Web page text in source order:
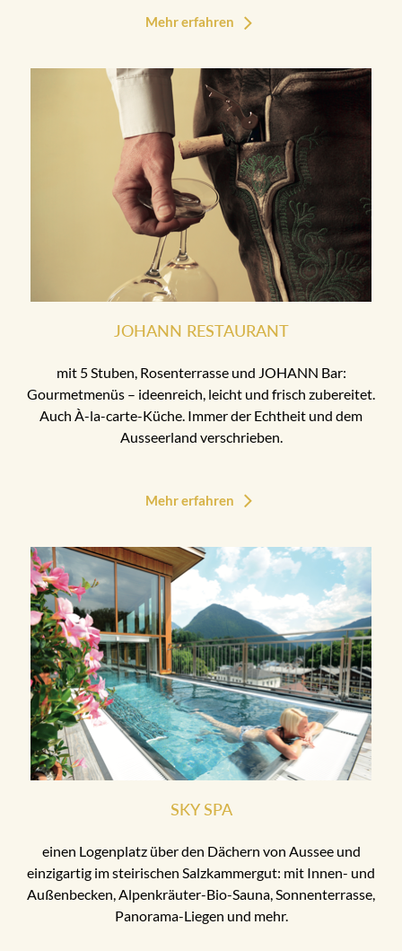
Mehr erfahren
JOHANN RESTAURANT
mit 5 Stuben, Rosenterrasse und JOHANN Bar:
Gourmetmenüs – ideenreich, leicht und frisch zubereitet.
Auch À-la-carte-Küche. Immer der Echtheit und dem
Ausseerland verschrieben.
Mehr erfahren
SKY SPA
einen Logenplatz über den Dächern von Aussee und
einzigartig im steirischen Salzkammergut: mit Innen- und
Außenbecken, Alpenkräuter-Bio-Sauna, Sonnenterrasse,
Panorama-Liegen und mehr.